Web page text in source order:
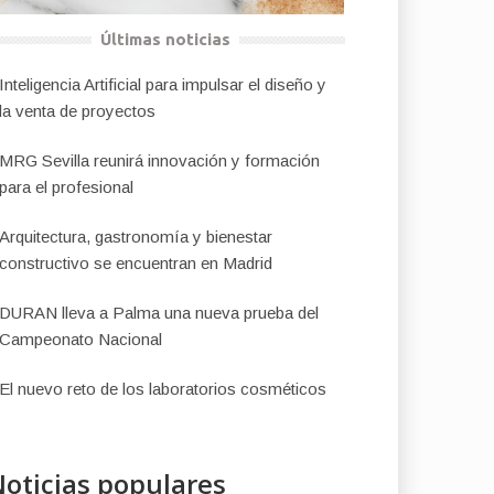
Últimas noticias
Inteligencia Artificial para impulsar el diseño y
la venta de proyectos
MRG Sevilla reunirá innovación y formación
para el profesional
Arquitectura, gastronomía y bienestar
constructivo se encuentran en Madrid
DURAN lleva a Palma una nueva prueba del
Campeonato Nacional
El nuevo reto de los laboratorios cosméticos
populares